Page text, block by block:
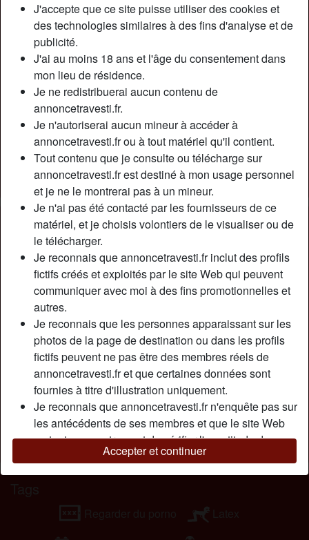
J'accepte que ce site puisse utiliser des cookies et
des technologies similaires à des fins d'analyse et de
publicité.
J'ai au moins 18 ans et l'âge du consentement dans
mon lieu de résidence.
Je ne redistribuerai aucun contenu de
annoncetravesti.fr.
Je n'autoriserai aucun mineur à accéder à
annoncetravesti.fr ou à tout matériel qu'il contient.
Tout contenu que je consulte ou télécharge sur
annoncetravesti.fr est destiné à mon usage personnel
et je ne le montrerai pas à un mineur.
Je n'ai pas été contacté par les fournisseurs de ce
matériel, et je choisis volontiers de le visualiser ou de
le télécharger.
Je reconnais que annoncetravesti.fr inclut des profils
fictifs créés et exploités par le site Web qui peuvent
communiquer avec moi à des fins promotionnelles et
autres.
Je reconnais que les personnes apparaissant sur les
photos de la page de destination ou dans les profils
fictifs peuvent ne pas être des membres réels de
annoncetravesti.fr et que certaines données sont
fournies à titre d'illustration uniquement.
Je reconnais que annoncetravesti.fr n'enquête pas sur
les antécédents de ses membres et que le site Web
ne tente pas autrement de vérifier l'exactitude des
déclarations faites par ses membres.
Accepter et continuer
Département:
Hauts-de-Seine
Sexe:
Transexuelle
Sexualité:
Relation:
Couleur des cheveux:
Blonde
Couleur des yeux:
Taille:
168 cm
Poids:
62 Kg
Épilé(e):
Oui
Fumeur(euse):
Oui
Description
Je me prénomme Valentine, blonde, transsexuel, féminine,
souriante, positive avec bonne énergie et vibrations. Je
suis célibataire depuis quelques mois. Au début j’étais
frustrée, je ne comprenais pas et j’acceptais très mal cela.
Puis, maintenant, j’ai fait le deuil. Ne désirant pas me
mettre à nouveau en couple pour l’instant, je suis ici pour
du sexe tout simplement. Cette carence de plusieurs
semaines sans baise se fait sentir vachement disons. Je
n’ai pas encore eu un plan cul depuis ma rupture. Il faut
absolument que les choses changent et vite.
Cherche
N'a spécifié aucune préférence